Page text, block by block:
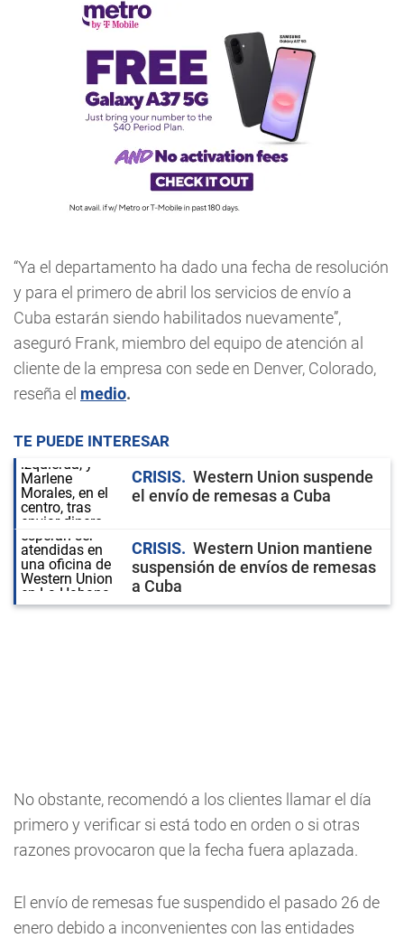
“Ya el departamento ha dado una fecha de resolución
y para el primero de abril los servicios de envío a
Cuba estarán siendo habilitados nuevamente”,
aseguró Frank, miembro del equipo de atención al
cliente de la empresa con sede en Denver, Colorado,
reseña el medio.
TE PUEDE INTERESAR
CRISIS
Western Union suspende
el envío de remesas a Cuba
CRISIS
Western Union mantiene
suspensión de envíos de remesas
a Cuba
No obstante, recomendó a los clientes llamar el día
primero y verificar si está todo en orden o si otras
razones provocaron que la fecha fuera aplazada.
El envío de remesas fue suspendido el pasado 26 de
enero debido a inconvenientes con las entidades